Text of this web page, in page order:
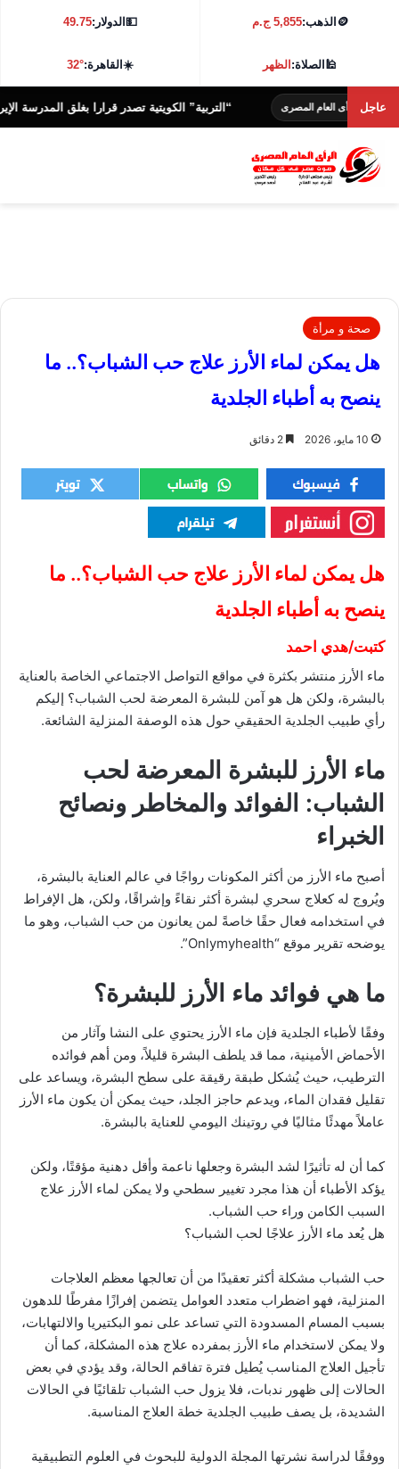
🪙 الذهب:5,855 ج.م 💵الدولار:49.75
🕌الصلاة:الظهر ☀️القاهرة:32°
عاجل
العام المصرى “التربية” الكويتية تصدر قرارا بغلق المدرسة الإيرانية
صحة و مرأة
هل يمكن لماء الأرز علاج حب الشباب؟.. ما
ينصح به أطباء الجلدية
10 مايو، 2026
هل يمكن لماء الأرز علاج حب الشباب؟.. ما
ينصح به أطباء الجلدية
كتبت/هدي احمد
ماء الأرز منتشر بكثرة في مواقع التواصل الاجتماعي الخاصة بالعناية
بالبشرة، ولكن هل هو آمن للبشرة المعرضة لحب الشباب؟ إليكم
رأي طبيب الجلدية الحقيقي حول هذه الوصفة المنزلية الشائعة.
ماء الأرز للبشرة المعرضة لحب
الشباب: الفوائد والمخاطر ونصائح
الخبراء
أصبح ماء الأرز من أكثر المكونات رواجًا في عالم العناية بالبشرة،
ويُروج له كعلاج سحري لبشرة أكثر نقاءً وإشراقًا، ولكن، هل الإفراط
في استخدامه فعال حقًا خاصةً لمن يعانون من حب الشباب، وهو ما
يوضحه تقرير موقع “Onlymyhealth”.
ما هي فوائد ماء الأرز للبشرة؟
وفقًا لأطباء الجلدية فإن ماء الأرز يحتوي على النشا وآثار من
الأحماض الأمينية، مما قد يلطف البشرة قليلاً، ومن أهم فوائده
الترطيب، حيث يُشكل طبقة رقيقة على سطح البشرة، ويساعد على
تقليل فقدان الماء، ويدعم حاجز الجلد، حيث يمكن أن يكون ماء الأرز
عاملاً مهدئًا مثاليًا في روتينك اليومي للعناية بالبشرة.
كما أن له تأثيرًا لشد البشرة وجعلها ناعمة وأقل دهنية مؤقتًا، ولكن
يؤكد الأطباء أن هذا مجرد تغيير سطحي ولا يمكن لماء الأرز علاج
السبب الكامن وراء حب الشباب.
هل يُعد ماء الأرز علاجًا لحب الشباب؟
حب الشباب مشكلة أكثر تعقيدًا من أن تعالجها معظم العلاجات
المنزلية، فهو اضطراب متعدد العوامل يتضمن إفرازًا مفرطًا للدهون
بسبب المسام المسدودة التي تساعد على نمو البكتيريا والالتهابات،
ولا يمكن لاستخدام ماء الأرز بمفرده علاج هذه المشكلة، كما أن
تأجيل العلاج المناسب يُطيل فترة تفاقم الحالة، وقد يؤدي في بعض
الحالات إلى ظهور ندبات، فلا يزول حب الشباب تلقائيًا في الحالات
الشديدة، بل يصف طبيب الجلدية خطة العلاج المناسبة.
ووفقًا لدراسة نشرتها المجلة الدولية للبحوث في العلوم التطبيقية